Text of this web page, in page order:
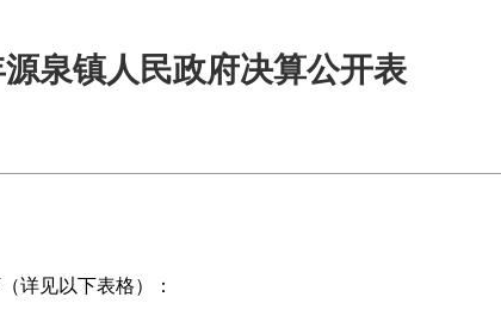
源泉镇人民政府决算公开表
详见以下表格）：